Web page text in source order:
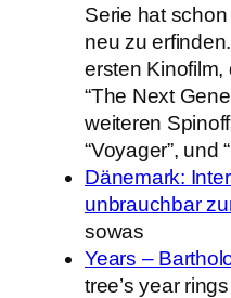
Serie hat
neu zu
ersten Kinofilm,
“The Next
weiteren
“Voyager”, und
Dänemark:
unbrauchbar
sowas
Years –
tree’s year